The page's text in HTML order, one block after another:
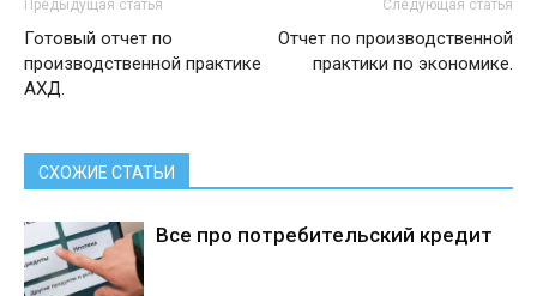
Предыдущая статья
Готовый отчет по
производственной практике
АХД.
Следующая статья
Отчет по производственной
практики по экономике.
СХОЖИЕ СТАТЬИ
Все про потребительский кредит